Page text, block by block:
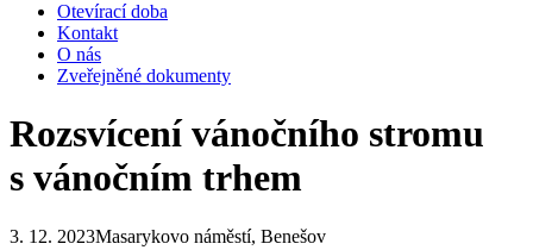
Otevírací doba
Kontakt
O nás
Zveřejněné dokumenty
Rozsvícení vánočního stromu
s vánočním trhem
3. 12. 2023Masarykovo náměstí, Benešov